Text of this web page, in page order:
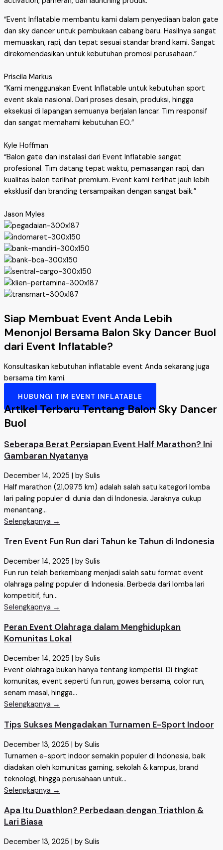
“Event Inflatable membantu kami dalam penyediaan balon gate
dan sky dancer untuk pembukaan cabang baru. Hasilnya sangat
memuaskan, rapi, dan tepat sesuai standar brand kami. Sangat
direkomendasikan untuk kebutuhan promosi perusahaan.”
Priscila Markus
“Kami menggunakan Event Inflatable untuk kebutuhan sport
event skala nasional. Dari proses desain, produksi, hingga
eksekusi di lapangan semuanya berjalan lancar. Tim responsif
dan sangat memahami kebutuhan EO.”
Kyle Hoffman
“Balon gate dan instalasi dari Event Inflatable sangat
profesional. Tim datang tepat waktu, pemasangan rapi, dan
kualitas balon terlihat premium. Event kami terlihat jauh lebih
eksklusif dan branding tersampaikan dengan sangat baik.”
Jason Myles
Siap Membuat Event Anda Lebih
Menonjol Bersama Balon Sky Dancer Buol
dari Event Inflatable?
Konsultasikan kebutuhan inflatable event Anda sekarang juga
bersama tim kami.
HUBUNGI TIM EVENT INFLATABLE
Artikel Terbaru Tentang Balon Sky Dancer
Buol
Seberapa Berat Persiapan Event Half Marathon? Ini
Gambaran Nyatanya
December 14, 2025
by Sulis
Half marathon (21,0975 km) adalah salah satu kategori lomba
lari paling populer di dunia dan di Indonesia. Jaraknya cukup
menantang...
Selengkapnya →
Tren Event Fun Run dari Tahun ke Tahun di Indonesia
December 14, 2025
by Sulis
Fun run telah berkembang menjadi salah satu format event
olahraga paling populer di Indonesia. Berbeda dari lomba lari
kompetitif, fun...
Selengkapnya →
Peran Event Olahraga dalam Menghidupkan
Komunitas Lokal
December 14, 2025
by Sulis
Event olahraga bukan hanya tentang kompetisi. Di tingkat
komunitas, event seperti fun run, gowes bersama, color run,
senam masal, hingga...
Selengkapnya →
Tips Sukses Mengadakan Turnamen E-Sport Indoor
December 13, 2025 | by Sulis
Turnamen e-sport indoor semakin populer di Indonesia, baik
diadakan oleh komunitas gaming, sekolah & kampus, brand
teknologi, hingga perusahaan untuk...
Selengkapnya →
Apa Itu Duathlon? Perbedaan dengan Triathlon &
Lari Biasa
December 13, 2025 | by Sulis